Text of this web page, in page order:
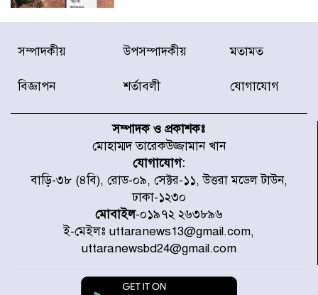
রাজধানীর উত্তরা আঞ্চলিক পাসপোর্ট
অফিসের সামনে দালাল চক্রের ১৩ জন
করেছে র‌্যাব-১
চূড়ান্ত পর্যায়ে : ইরান
প্রত্যেক অপরাধীর বিচার এ দেশেই
হবে, সে যত শক্তিশালীই হোক না কেন,
চট্টগ্রামে জুলাই গণঅভ্যুত্থান দিবসে
প্রতিমন্ত্রী মীর হেলাল
আগামী ৫ দিন বৃষ্টির আভাস
সম্পাদকীয় উপসম্পাদকীয় মতামত
বিজ্ঞাপন শর্তাবলী যোগাযোগ
সম্পাদক ও প্রকাশকঃ
মোহাম্মদ তারেকউজ্জামান খান
যোগাযোগ:
বাড়ি-৩৮ (৪বি), রোড-০৯, সেক্টর-১১, উত্তরা মডেল টাউন,
ঢাকা-১২৩০
মোবাইল-০১৯৭২ ২৬৩৮৯৬
ই-মেইলঃ uttaranews13@gmail.com,
uttaranewsbd24@gmail.com